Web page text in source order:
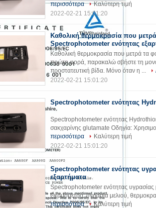
περισσότερα
Καλύτερη τιμή
2022-02-21 15:01:20
Καθολική θερμοκρασία που
Spectrophotometer ενότητας
Καθολική θερμοκρασία που μετρά τα
πρώτη φορά, παρακαλώ σβήστε τη
προστατευτική βίδα. Μόνο όταν η ...
2022-02-21 15:01:20
Spectrophotometer ενότητας
Spectrophotometer ενότητας
σακχαρίνης glutamate Οδηγία:
περισσότερα
Καλύτερη τιμή
2022-02-21 15:01:20
Spectrophotometer ενότητας
εξαρτήματα
Spectrophotometer ενότητας
Θερμόμετρο: υγρασία μελιού,
περισσότερα
Καλύτερη τιμή